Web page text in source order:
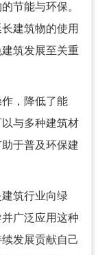
节能与环保。
建筑物的使用
筑发展至关重
，降低了能
与多种建筑材
于普及环保建
筑行业向绿
广泛应用这种
发展贡献自己